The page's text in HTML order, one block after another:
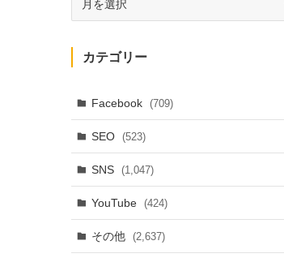
投
稿
た
記
事
カテゴリー
Facebook (709)
SEO (523)
SNS (1,047)
YouTube (424)
その他 (2,637)